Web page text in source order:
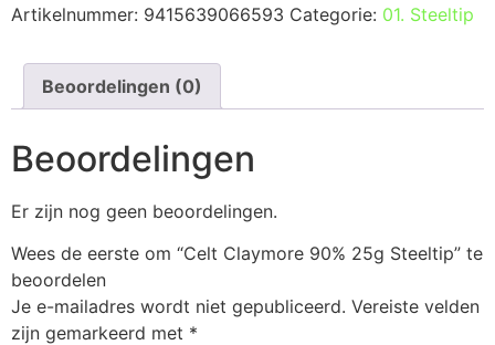
Artikelnummer: 9415639066593 Categorie: 01. Steeltip
Beoordelingen (0)
Beoordelingen
Er zijn nog geen beoordelingen.
Wees de eerste om “Celt Claymore 90% 25g Steeltip” te
beoordelen
Je e-mailadres wordt niet gepubliceerd. Vereiste velden
zijn gemarkeerd met *